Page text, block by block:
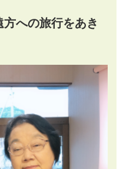
への旅行をあき